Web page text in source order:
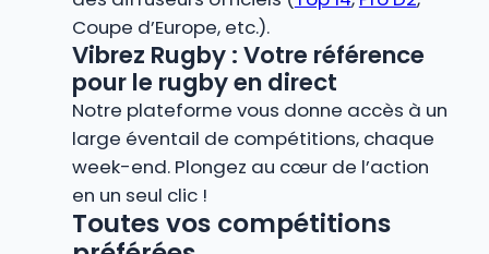
Coupe d’Europe, etc.).
Vibrez Rugby : Votre référence
pour le rugby en direct
Notre plateforme vous donne accès à un
large éventail de compétitions, chaque
week-end. Plongez au cœur de l’action
en un seul clic !
Toutes vos compétitions